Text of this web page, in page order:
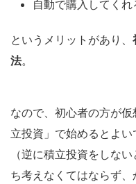
自動で購入してく
というメリットがあり、
法。
なので、初心者の方が
立投資」で始めるとよい
（逆に積立投資をしな
ち考えなくてはならず、